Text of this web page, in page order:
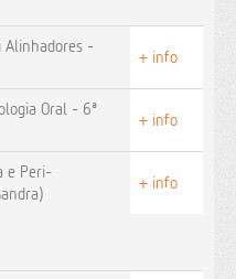
Alinhadores -
+ info
Oral - 6ª
+ info
e Peri-
+ info